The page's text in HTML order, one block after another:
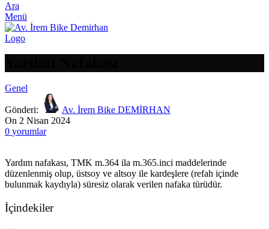
Ara
Menü
Genel
Gönderi:
Av. İrem Bike DEMİRHAN
On 2 Nisan 2024
0 yorumlar
Yardım nafakası, TMK m.364 ila m.365.inci maddelerinde
düzenlenmiş olup, üstsoy ve altsoy ile kardeşlere (refah içinde
bulunmak kaydıyla) süresiz olarak verilen nafaka türüdür.
İçindekiler